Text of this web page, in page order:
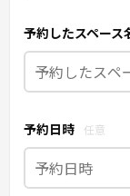
予約したスペース
予約日時 任意